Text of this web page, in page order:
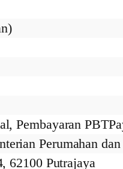
Pembayaran
Perumahan
62100 Putrajaya